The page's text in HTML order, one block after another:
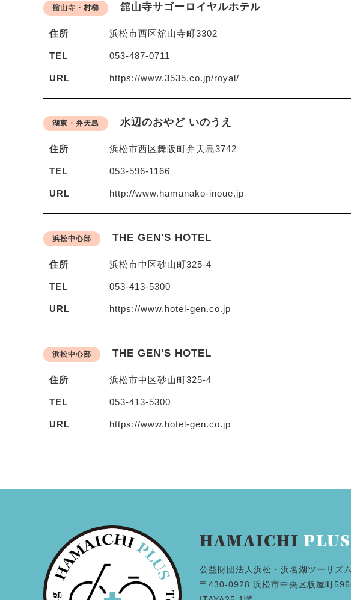
舘山寺・村櫛 舘山寺サゴーロイヤルホテル
住所 浜松市西区舘山寺町3302
TEL 053-487-0711
URL https://www.3535.co.jp/royal/
湖東・弁天島 水辺のおやど いのうえ
住所 浜松市西区舞阪町弁天島3742
TEL 053-596-1166
URL http://www.hamanako-inoue.jp
浜松中心部 THE GEN'S HOTEL
住所 浜松市中区砂山町325-4
TEL 053-413-5300
URL https://www.hotel-gen.co.jp
浜松中心部 THE GEN'S HOTEL
住所 浜松市中区砂山町325-4
TEL 053-413-5300
URL https://www.hotel-gen.co.jp
HAMAICHI PLUS
公益財団法人浜松・浜名湖ツーリズ
〒430-0928 浜松市中央区板屋町